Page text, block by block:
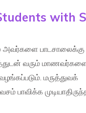
with
பாடசாலைக்கு
வரும்
மருத்துவக்